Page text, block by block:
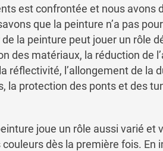
est confrontée et nous avons
que la peinture n’a pas
la peinture peut jouer un rôle
des matériaux, la réduction de
réflectivité, l’allongement de la
la protection des ponts et des
joue un rôle aussi varié et
dès la première fois. En